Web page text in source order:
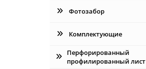
Фотозабор
Комплектующие
Перфорированный
профилированный лист